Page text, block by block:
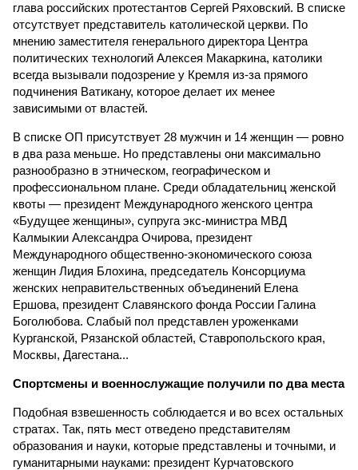
глава российских протестантов Сергей Ряховский. В списке
отсутствует представитель католической церкви. По
мнению заместителя генерального директора Центра
политических технологий Алексея Макаркина, католики
всегда вызывали подозрение у Кремля из-за прямого
подчинения Ватикану, которое делает их менее
зависимыми от властей.
В списке ОП присутствует 28 мужчин и 14 женщин — ровно
в два раза меньше. Но представлены они максимально
разнообразно в этническом, географическом и
профессиональном плане. Среди обладательниц женской
квоты — президент Международного женского центра
«Будущее женщины», супруга экс-министра МВД
Калмыкии Александра Очирова, президент
Международного общественно-экономического союза
женщин Лидия Блохина, председатель Консорциума
женских неправительственных объединений Елена
Ершова, президент Славянского фонда России Галина
Боголюбова. Слабый пол представлен уроженками
Курганской, Рязанской областей, Ставропольского края,
Москвы, Дагестана...
Спортсмены и военнослужащие получили по два места
Подобная взвешенность соблюдается и во всех остальных
стратах. Так, пять мест отведено представителям
образования и науки, которые представлены и точными, и
гуманитарными науками: президент Курчатовского